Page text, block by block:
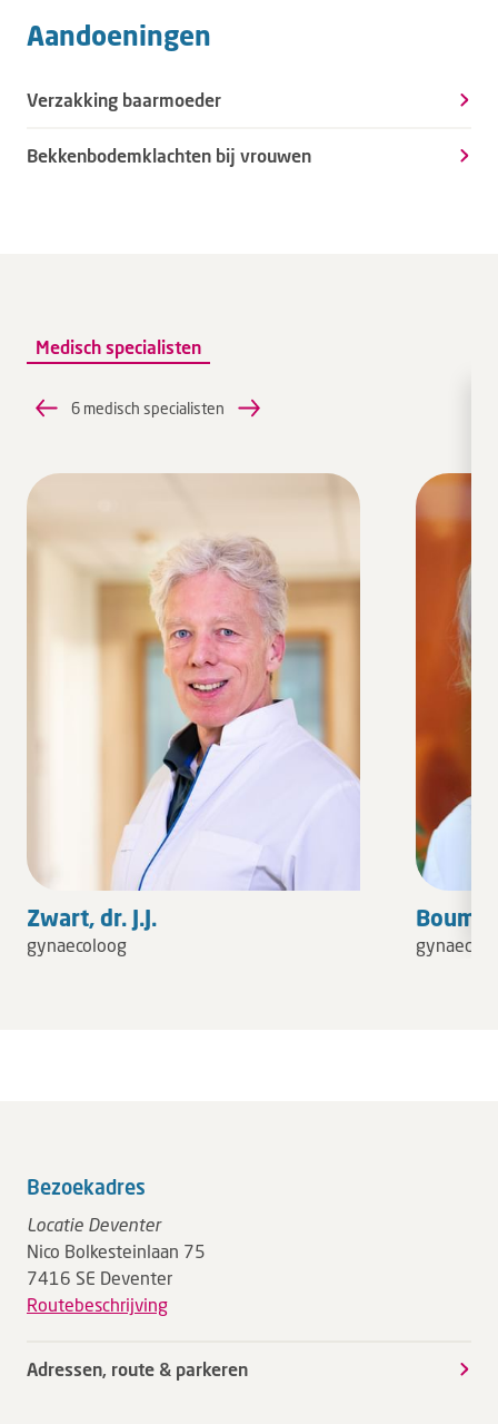
MijnDZ
Aandoeningen
Verzakking baarmoeder
Bekkenbodemklachten bij vrouwen
Medisch specialisten
6 medisch specialisten
Zwart, dr. J.J.
gynaecoloog
Bezoekadres
Locatie Deventer
Nico Bolkesteinlaan 75
7416 SE Deventer
Routebeschrijving
Adressen, route & parkeren